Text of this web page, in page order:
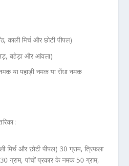
काली मिर्च और छोटी पीपल)
बहेड़ा और आंवला)
या पहाड़ी नमक या सेंधा नमक
:
मिर्च और छोटी पीपल) 30 ग्राम, त्रिफला
ग्राम, पांचों प्रकार के नमक 50 ग्राम,